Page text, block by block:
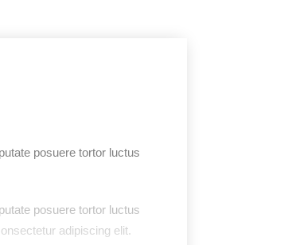
posuere tortor luctus
posuere tortor luctus
adipiscing elit.